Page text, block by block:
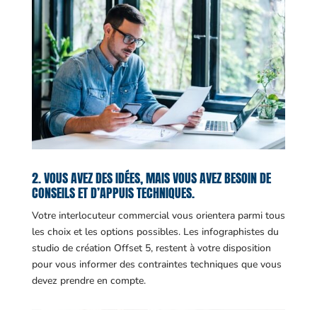
2. VOUS AVEZ DES IDÉES, MAIS VOUS AVEZ BESOIN DE
CONSEILS ET D’APPUIS TECHNIQUES.
Votre interlocuteur commercial vous orientera parmi tous
les choix et les options possibles. Les infographistes du
studio de création Offset 5, restent à votre disposition
pour vous informer des contraintes techniques que vous
devez prendre en compte.